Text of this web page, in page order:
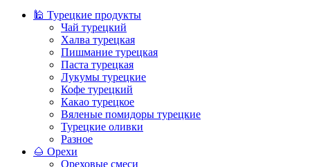
🕌 Турецкие продукты
Чай турецкий
Халва турецкая
Пишмание турецкая
Паста турецкая
Лукумы турецкие
Кофе турецкий
Какао турецкое
Вяленые помидоры турецкие
Турецкие оливки
Разное
🌰 Орехи
Ореховые смеси